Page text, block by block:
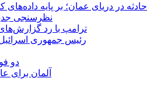
حادثه در دریای عمان؛ بر پایه
نظرسنجی
ترامپ با رد
رئیس‌ جمهوری
دو
آلمان برای